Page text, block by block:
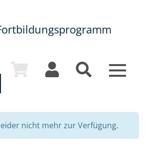
Toggle
nicht mehr zur Verfügung.